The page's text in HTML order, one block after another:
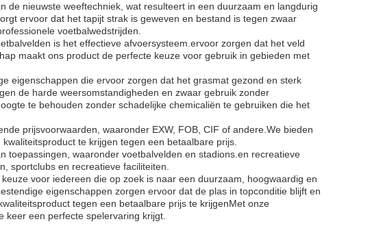
de nieuwste weeftechniek, wat resulteert in een duurzaam en langdurig
ervoor dat het tapijt strak is geweven en bestand is tegen zwaar
voetbalwedstrijden.
is het effectieve afvoersysteem.ervoor zorgen dat het veld
maakt ons product de perfecte keuze voor gebruik in gebieden met
eigenschappen die ervoor zorgen dat het grasmat gezond en sterk
de harde weersomstandigheden en zwaar gebruik zonder
te behouden zonder schadelijke chemicaliën te gebruiken die het
prijsvoorwaarden, waaronder EXW, FOB, CIF of andere.We bieden
te krijgen tegen een betaalbare prijs.
toepassingen, waaronder voetbalvelden en stadions.en recreatieve
sportclubs en recreatieve faciliteiten.
voor iedereen die op zoek is naar een duurzaam, hoogwaardig en
eigenschappen zorgen ervoor dat de plas in topconditie blijft en
tegen een betaalbare prijs te krijgenMet onze
keer een perfecte spelervaring krijgt.